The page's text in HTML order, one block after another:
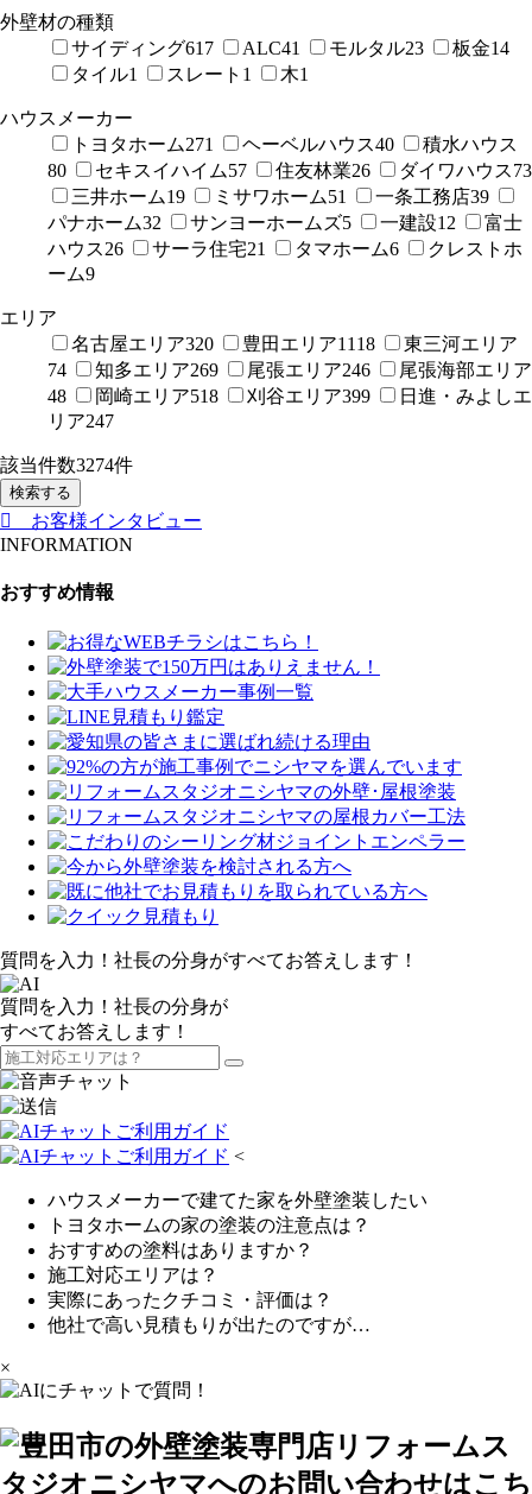
外壁材の種類
サイディング617 ALC41 モルタル23 板金14
タイル1 スレート 1 木1
ハウスメーカー
トヨタホーム271 ヘーベルハウス40
積水ハウス
80
セキスイハイム57 住友林業26 ダイワハウス73
三井ホーム19 ミサワホーム51 一条工務店39
パナホーム32 サンヨーホームズ5 一建設12
富士
ハウス26 サーラ住宅21 タマホーム6
クレストホ
ーム9
エリア
名古屋エリア320 豊田エリア1118
東三河エリア
74
知多エリア269 尾張エリア246
尾張海部エリア
48
岡崎エリア518 刈谷エリア399
日進・みよしエ
リア247
該当件数3274件
検索する
お客様インタビュー
INFORMATION
おすすめ情報
質問を入力！社長の分身がすべてお答えします！
質問を入力！社長の分身が
すべてお答えします！
<
ハウスメーカーで建てた家を外壁塗装したい
トヨタホームの家の塗装の注意点は？
おすすめの塗料はありますか？
施工対応エリアは？
実際にあったクチコミ・評価は？
他社で高い見積もりが出たのですが…
×